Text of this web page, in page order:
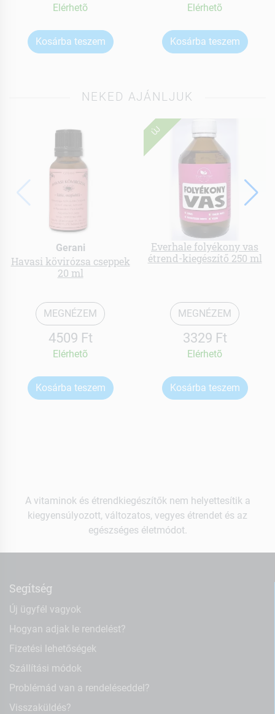
Elérhetõ
Kosárba teszem
Elérhetõ
Kosárba teszem
NEKED AJÁNLJUK
Gerani
Havasi kövirózsa cseppek
20 ml
MEGNÉZEM
4509 Ft
Elérhetõ
Kosárba teszem
ÚJ
Everhale folyékony vas
étrend-kiegészítő 250 ml
MEGNÉZEM
3329 Ft
Elérhetõ
Kosárba teszem
A vitaminok és étrendkiegészítők nem helyettesítik a
kiegyensúlyozott, változatos, vegyes étrendet és az
egészséges életmódot.
Segítség
Új ügyfél vagyok
Hogyan adjak le rendelést?
Fizetési lehetőségek
Szállítási módok
Problémád van a rendeléseddel?
Visszaküldés?